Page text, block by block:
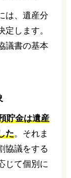
は、遺産分
します。
議書の基本
貯金は遺産
た。それま
協議をする
じて個別に